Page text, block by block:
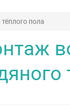
пола